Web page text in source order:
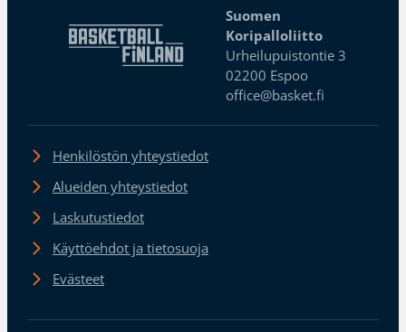
Suomen
Koripalloliitto
Urheilupuistontie 3
02200 Espoo
office@basket.fi
Henkilöstön yhteystiedot
Alueiden yhteystiedot
Laskutustiedot
Käyttöehdot ja tietosuoja
Evästeet